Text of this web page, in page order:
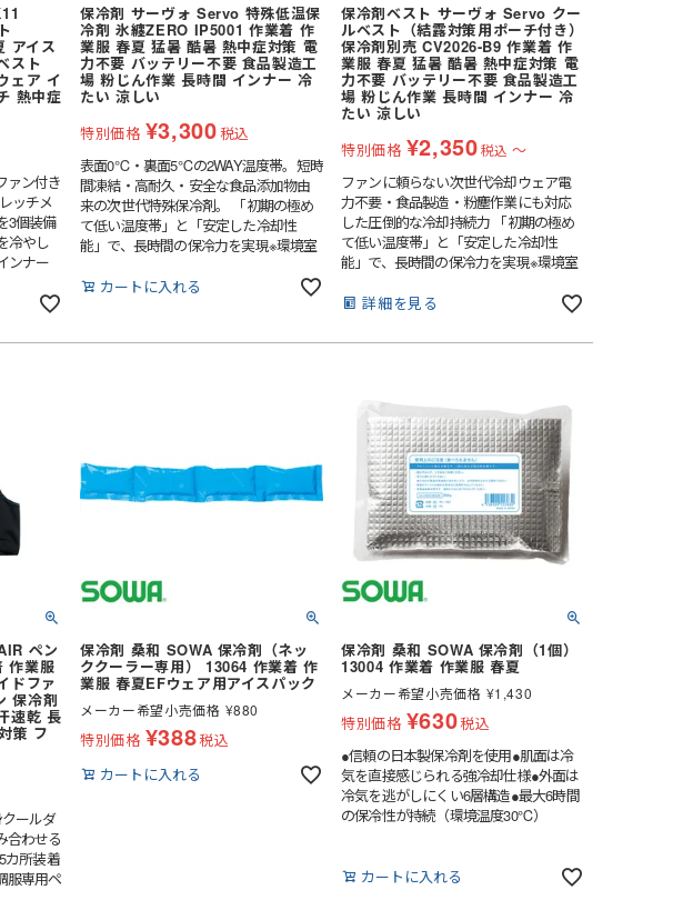
アイス
スト
ェア イ
熱中症
ァン付き
ッチメ
3個装備
冷やし
ンナー
保冷剤 サーヴォ Servo 特殊低温保
冷剤 氷纏ZERO IP5001 作業着 作
業服 春夏 猛暑 酷暑 熱中症対策 電
力不要 バッテリー不要 食品製造工
場 粉じん作業 長時間 インナー 冷
たい 涼しい
特別価格 ¥3,300税込
表面0℃・裏面5℃の2WAY温度帯。短時
間凍結・高耐久・安全な食品添加物由
来の次世代特殊保冷剤。 「初期の極め
て低い温度帯」と「安定した冷却性
能」で、長時間の保冷力を実現※環境室
力冷却時間（0～10℃）：約2.5時間
却で最も需要が高い温度帯●総冷却時間
カートに入れる
保冷剤ベスト サーヴォ Servo クー
ルベスト（結露対策用ポーチ付き）
保冷剤別売 CV2026-B9 作業着 作
業服 春夏 猛暑 酷暑 熱中症対策 電
力不要 バッテリー不要 食品製造工
場 粉じん作業 長時間 インナー 冷
たい 涼しい
特別価格 ¥2,350税込 〜
ファンに頼らない次世代冷却ウェア電
力不要・食品製造・粉塵作業にも対応
した圧倒的な冷却持続力 「初期の極め
て低い温度帯」と「安定した冷却性
能」で、長時間の保冷力を実現※環境室
力冷却時間（0～10℃）：約2.5時間
時間（10～20℃）：約3.5時間 身体冷
定冷却の合計時間※総冷却時間は、環境
へ適応しながら性能を発揮するため、
体温・条件に応じて変動します。
詳細を見る
ペン
作業服
ドファ
保冷剤
速乾 長
策 フ
ールダ
合わせる
カ所装着
服専用ペ
保冷剤 桑和 SOWA 保冷剤（ネッ
ククーラー専用） 13064 作業着 作
業服 春夏EFウェア用アイスパック
メーカー希望小売価格 ¥880
特別価格 ¥388税込
カートに入れる
保冷剤 桑和 SOWA 保冷剤（1個）
13004 作業着 作業服 春夏
メーカー希望小売価格 ¥1,430
特別価格 ¥630税込
●信頼の日本製保冷剤を使用●肌面は冷
気を直接感じられる強冷却仕様●外面は
冷気を逃がしにくい6層構造●最大6時間
の保冷性が持続（環境温度30℃）
カートに入れる